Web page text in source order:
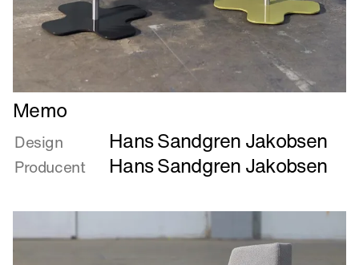
Læs
mere
om
Memo
Memo
Design Hans Sandgren Jakobsen
Producent Hans Sandgren Jakobsen